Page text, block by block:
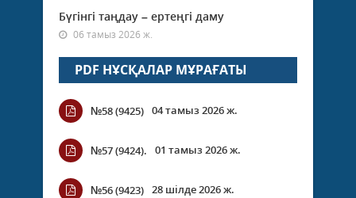
Бүгінгі таңдау – ертеңгі даму
06 тамыз 2026 ж.
PDF НҰСҚАЛАР МҰРАҒАТЫ
№58 (9425) 04 тамыз 2026 ж.
№57 (9424). 01 тамыз 2026 ж.
№56 (9423) 28 шілде 2026 ж.